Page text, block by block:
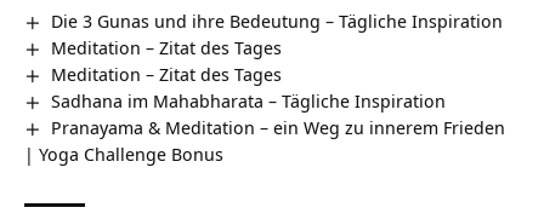
Die 3 Gunas und ihre Bedeutung – Tägliche Inspiration
Meditation – Zitat des Tages
Meditation – Zitat des Tages
Sadhana im Mahabharata – Tägliche Inspiration
Pranayama & Meditation – ein Weg zu innerem Frieden
| Yoga Challenge Bonus